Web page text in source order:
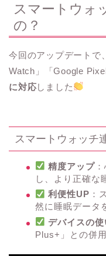
スマートウォ
の？
今回のアップデートで
Watch」「Google
に対応しました
スマートウォッチ
精度アップ
し、より正確な
利便性UP ：
然に睡眠データ
デバイスの
Plus+」との併